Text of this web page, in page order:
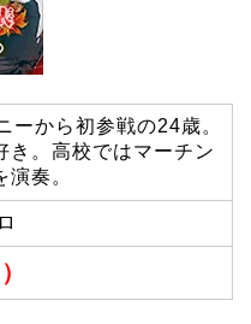
ーから初参戦の24歳。
き。高校ではマーチン
奏。